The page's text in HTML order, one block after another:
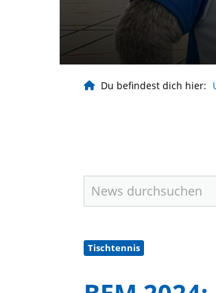
Du befindest dich hier:
Tischtennis